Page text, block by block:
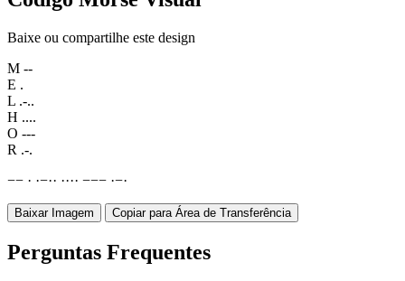
Baixe ou compartilhe este design
M --
E .
L .-..
H ....
O ---
R .-.
−− · ·−·· ···· −−− ·−·
Baixar Imagem Copiar para Área de Transferência
Perguntas Frequentes